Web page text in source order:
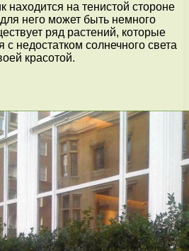
на тенистой стороне
него может быть немного
ряд растений, которые
недостатком солнечного света
красотой.